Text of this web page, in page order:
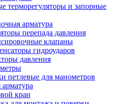
терморегуляторы и запорные
арматура
перепада давления
клапаны
гидроударов
давления
петлевые для манометров
кран